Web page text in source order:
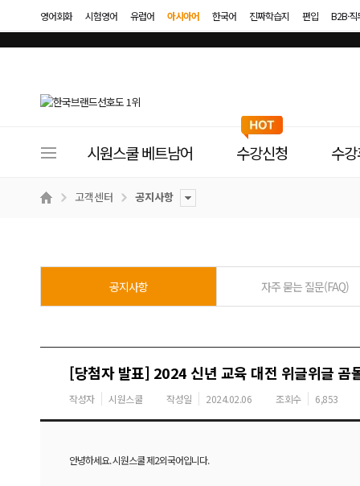
영어회화 시험영어 유럽어 아시아어 한국어 진짜학습지 편입 B2B·
이
메
시원스쿨 베트남어 수강신청 수
고객센터 공지사항
공지사항 자주 묻는 질문(FAQ)
[당첨자 발표] 2024 신년 교육 대전 위글위글 곰
작성자 시원스쿨 작성일 2024.02.06 조회수 6,853
안녕하세요. 시원스쿨 제2외국어입니다.